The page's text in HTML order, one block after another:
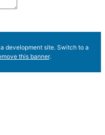
development site. Switch to a
this banner.